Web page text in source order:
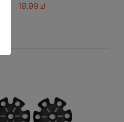
19,99 zł